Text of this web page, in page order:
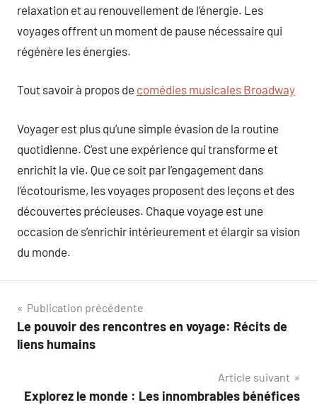
relaxation et au renouvellement de l’énergie. Les
voyages offrent un moment de pause nécessaire qui
régénère les énergies.
Tout savoir à propos de comédies musicales Broadway
Voyager est plus qu’une simple évasion de la routine
quotidienne. C’est une expérience qui transforme et
enrichit la vie. Que ce soit par l’engagement dans
l’écotourisme, les voyages proposent des leçons et des
découvertes précieuses. Chaque voyage est une
occasion de s’enrichir intérieurement et élargir sa vision
du monde.
Navigation
de
Publication précédente
Le pouvoir des rencontres en voyage: Récits de
liens humains
Article suivant
Explorez le monde : Les innombrables bénéfices